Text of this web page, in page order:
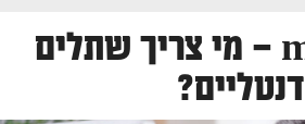
שתלים mis – מי צריך שתלים
דנטליים?